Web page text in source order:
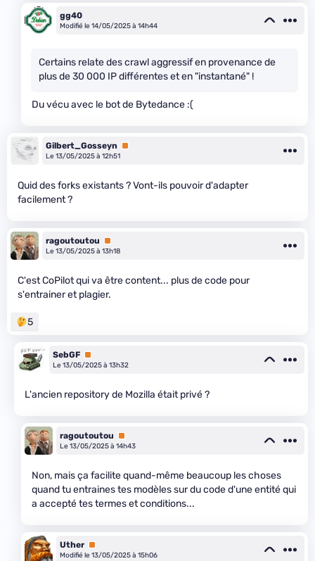
gg40
Modifié le 14/05/2025 à 14h44
Certains relate des crawl aggressif en provenance de
plus de 30 000 IP différentes et en "instantané" !
Du vécu avec le bot de Bytedance :(
Gilbert_Gosseyn
Premium
Le 13/05/2025 à 12h51
Quid des forks existants ? Vont-ils pouvoir d'adapter
facilement ?
ragoutoutou
Premium
Le 13/05/2025 à 13h18
C'est CoPilot qui va être content... plus de code pour
s'entrainer et plagier.
5
SebGF Premium
Le 13/05/2025 à 13h32
L'ancien repository de Mozilla était privé ?
ragoutoutou
Premium
Le 13/05/2025 à 14h43
Non, mais ça facilite quand-même beaucoup les choses
quand tu entraines tes modèles sur du code d'une entité qui
a accepté tes termes et conditions...
Uther Premium
Modifié le 13/05/2025 à 15h06